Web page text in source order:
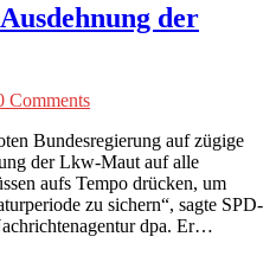
der
Comments
Bundesregierung auf zügige
der Lkw-Maut auf alle
aufs Tempo drücken, um
zu sichern“, sagte SPD-
dpa. Er…